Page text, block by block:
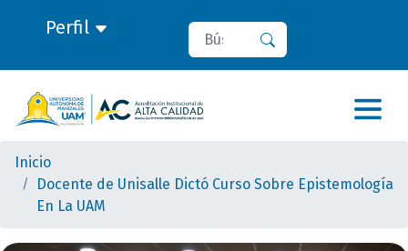
Perfil Buscar
Inicio
Docente de Unisalle Dictó Curso Sobre Epistemología
En La UAM